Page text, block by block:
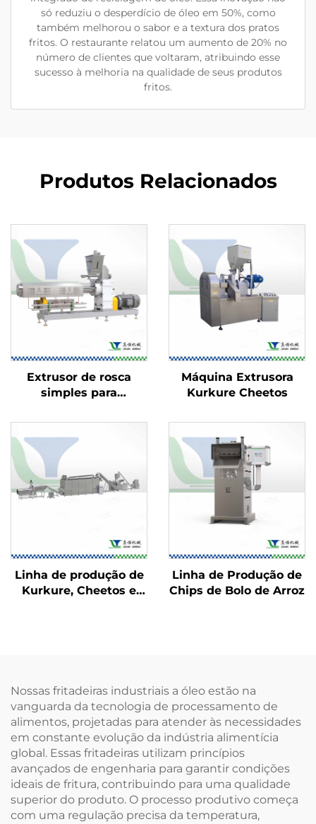
só reduziu o desperdício de óleo em 50%, como
também melhorou o sabor e a textura dos pratos
fritos. O restaurante relatou um aumento de 20% no
número de clientes que voltaram, atribuindo esse
sucesso à melhoria na qualidade de seus produtos
fritos.
Produtos Relacionados
Extrusor de rosca
simples para
Máquina Extrusora
Kurkure Cheetos
Linha de produção de
Kurkure, Cheetos e
Linha de Produção de
Chips de Bolo de Arroz
Nossas fritadeiras industriais a óleo estão na
vanguarda da tecnologia de processamento de
alimentos, projetadas para atender às necessidades
em constante evolução da indústria alimentícia
global. Essas fritadeiras utilizam princípios
avançados de engenharia para garantir condições
ideais de fritura, contribuindo para uma qualidade
superior do produto. O processo produtivo começa
com uma regulação precisa da temperatura,